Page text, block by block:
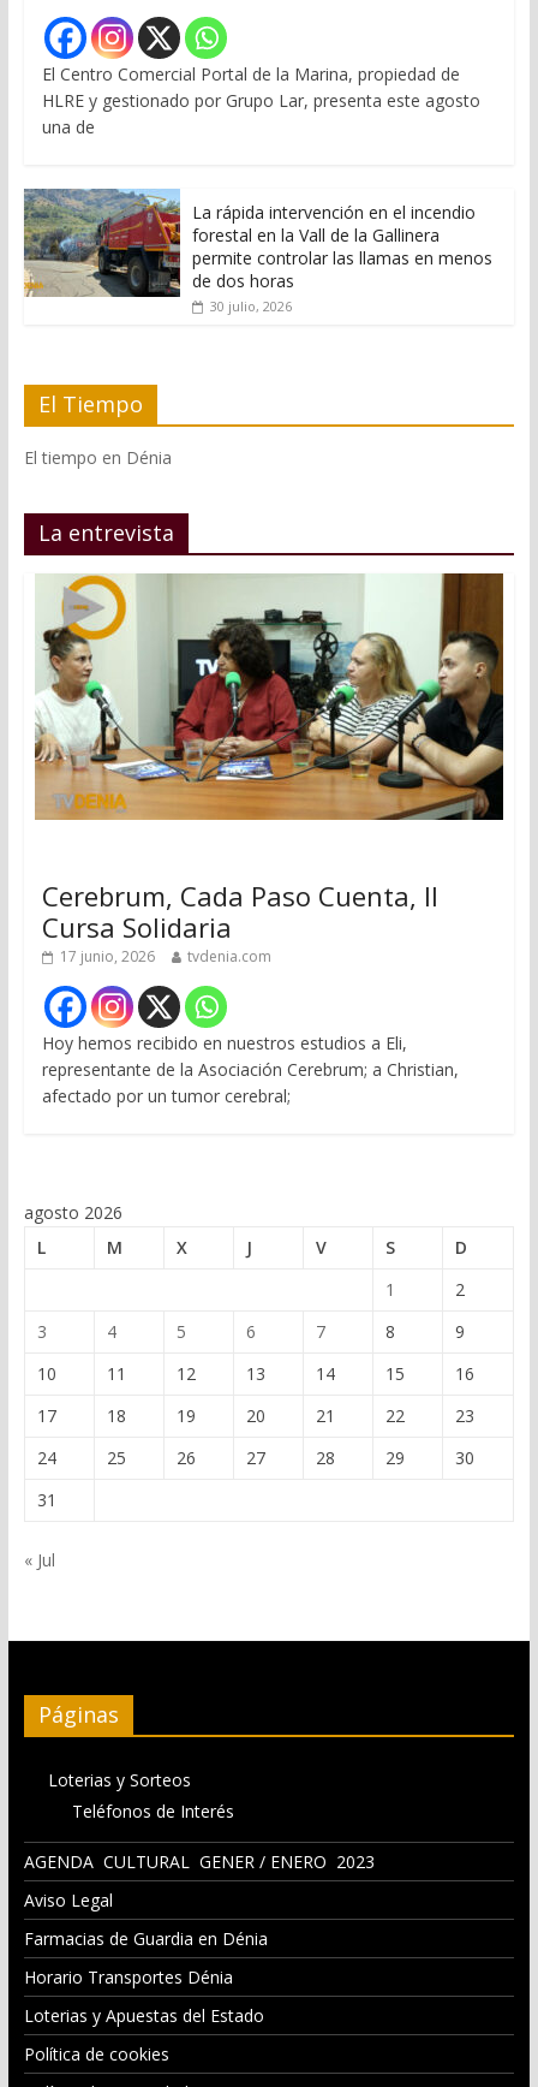
El Centro Comercial Portal de la Marina, propiedad de
HLRE y gestionado por Grupo Lar, presenta este agosto
una de
La rápida intervención en el incendio
forestal en la Vall de la Gallinera
permite controlar las llamas en menos
de dos horas
30 julio, 2026
El Tiempo
El tiempo en Dénia
La entrevista
Cerebrum, Cada Paso Cuenta, II
Cursa Solidaria
17 junio, 2026 tvdenia.com
Hoy hemos recibido en nuestros estudios a Eli,
representante de la Asociación Cerebrum; a Christian,
afectado por un tumor cerebral;
agosto 2026
L
M X J V S
D
1
2
3
4 5 6 7 8
9
10
11 12 13 14 15
16
17
18 19 20 21 22
23
24
25 26 27 28 29
30
31
« Jul
Páginas
Loterias y Sorteos
Teléfonos de Interés
AGENDA CULTURAL GENER / ENERO 2023
Aviso Legal
Farmacias de Guardia en Dénia
Horario Transportes Dénia
Loterias y Apuestas del Estado
Política de cookies